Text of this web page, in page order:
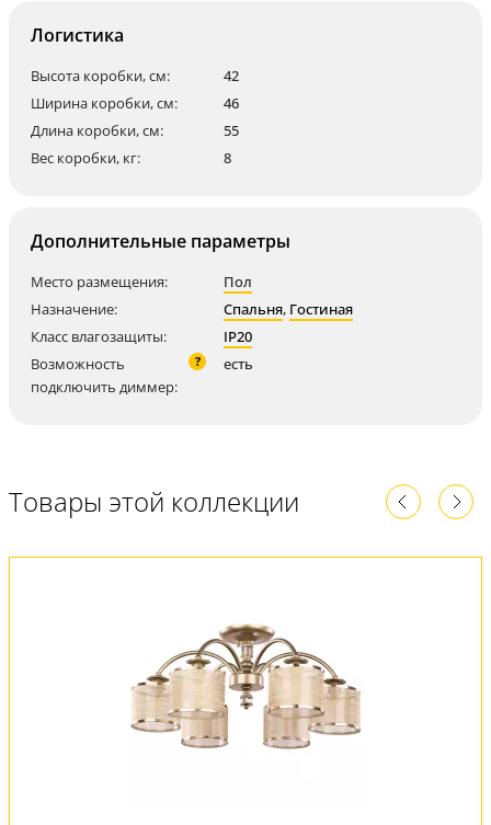
Логистика
Высота коробки, см:
42
Ширина коробки, см:
46
Длина коробки, см:
55
Вес коробки, кг:
8
Дополнительные параметры
Место размещения:
Пол
Назначение:
Спальня, Гостиная
Класс влагозащиты:
IP20
Возможность
подключить диммер:
? есть
Товары этой коллекции